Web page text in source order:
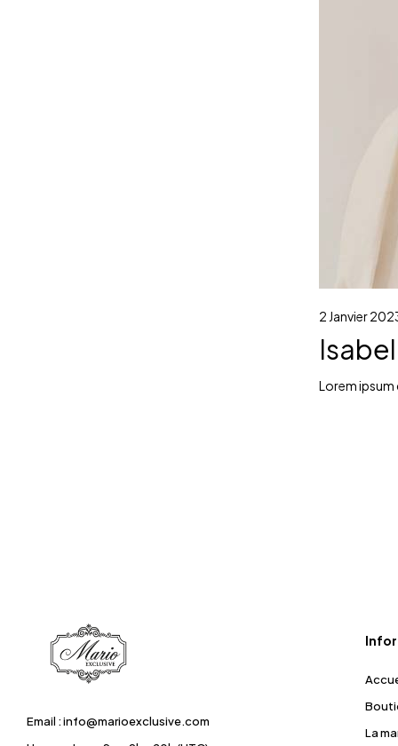
2 Janvier
Lorem
Email : info@marioexclusive.com
La